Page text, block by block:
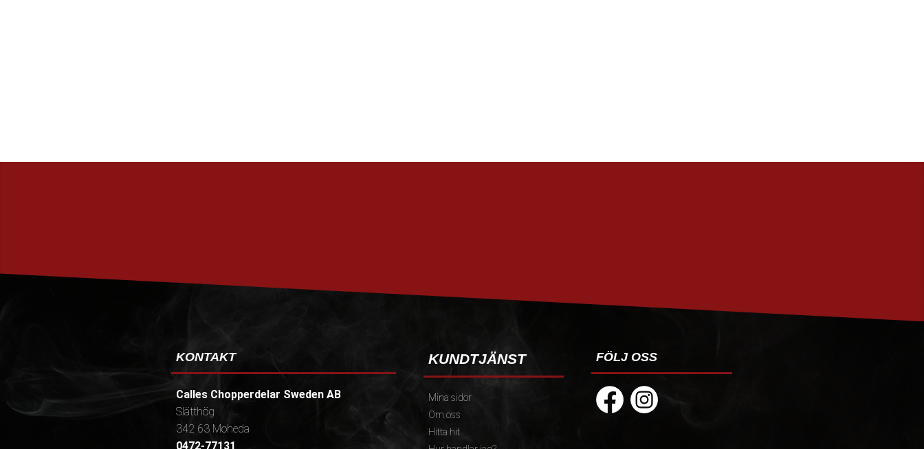
KONTAKT
Calles Chopperdelar Sweden AB
Slätthög
342 63 Moheda
0472-77131
KUNDTJÄNST
Mina sidor
Om oss
Hitta hit
FÖLJ OSS